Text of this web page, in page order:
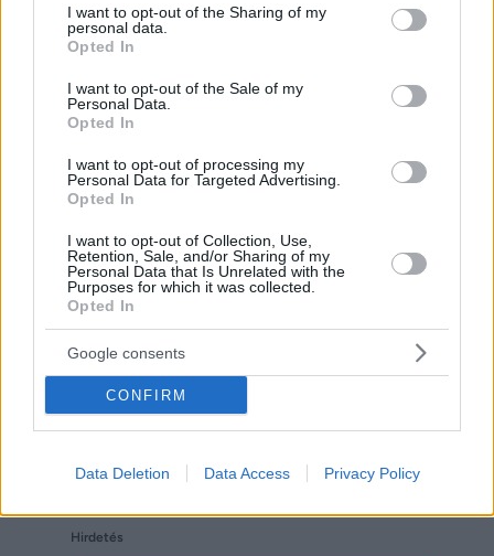
not limited to your visit or usage behaviour. You may click to
grant or deny consent to Google and its third-party tags to
use your data for below specified purposes in below Google
consent section.
I want to opt-out of the Sharing of my
personal data.
Opted In
I want to opt-out of the Sale of my
Personal Data.
Opted In
I want to opt-out of processing my
Personal Data for Targeted Advertising.
Opted In
I want to opt-out of Collection, Use,
Retention, Sale, and/or Sharing of my
Personal Data that Is Unrelated with the
Purposes for which it was collected.
Opted In
Google consents
CONFIRM
Data Deletion Data Access Privacy Policy
Hirdetés
Hirdetés